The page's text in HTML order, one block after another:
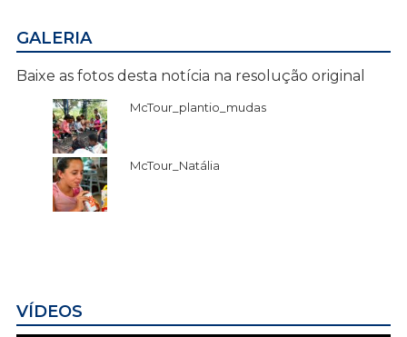
GALERIA
Baixe as fotos desta notícia na resolução original
McTour_plantio_mudas
McTour_Natália
VÍDEOS